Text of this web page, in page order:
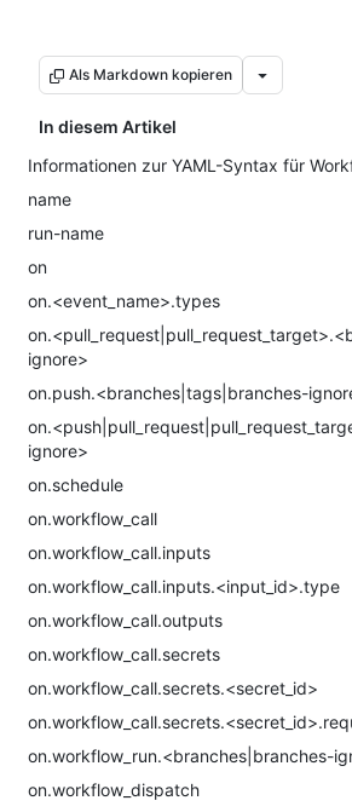
Als Markdown kopieren
In diesem Artikel
Informationen zur YAML-Syntax für
name
run-name
on
on.<event_name>.types
ignore>
on.push.<branches|tags|branches-
ignore>
on.schedule
on.workflow_call
on.workflow_call.inputs
on.workflow_call.inputs.<input_id>.type
on.workflow_call.outputs
on.workflow_call.secrets
on.workflow_call.secrets.<secret_id>
on.workflow_run.<branches|branches-
on.workflow_dispatch